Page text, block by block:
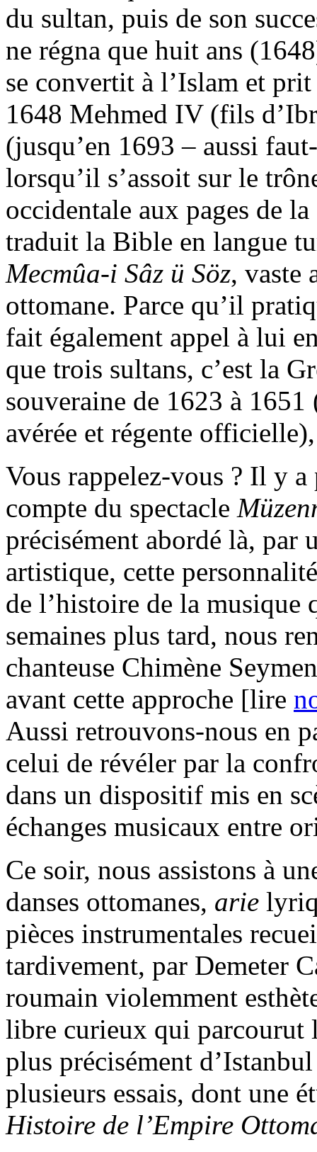
du sultan, puis de son
ne régna que huit ans
se convertit à l’Islam et
1648 Mehmed IV (fils
(jusqu’en 1693 – aussi
lorsqu’il s’assoit sur le
occidentale aux pages de
traduit la Bible en langue
Mecmûa-i Sâz ü Söz, vaste
ottomane. Parce qu’il
fait également appel à lui
que trois sultans, c’est la
souveraine de 1623 à
avérée et régente
Vous rappelez-vous ? Il y
compte du spectacle
précisément abordé là, par
artistique, cette
de l’histoire de la
semaines plus tard, nous
chanteuse Chimène
avant cette approche [lire
Aussi retrouvons-nous en
celui de révéler par la
dans un dispositif mis en
échanges musicaux entre
Ce soir, nous assistons à
danses ottomanes, arie
pièces instrumentales
tardivement, par Demeter
roumain violemment
libre curieux qui parcourut
plus précisément
plusieurs essais, dont une
Histoire de l’Empire